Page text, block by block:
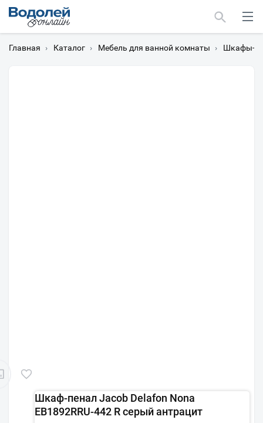
Главная › Каталог › Мебель для ванной комнаты › Шкафы-
Шкаф-пенал Jacob Delafon Nona
EB1892RRU-442 R серый антрацит